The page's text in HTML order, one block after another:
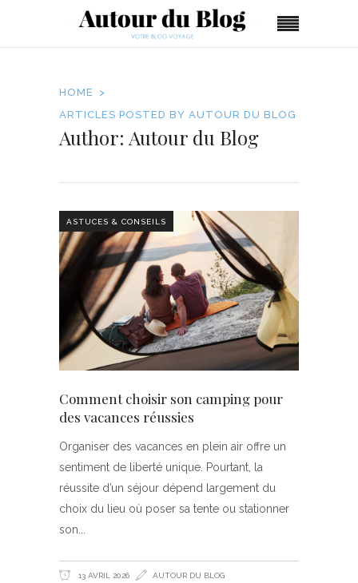
HOME
ARTICLES POSTED BY AUTOUR DU BLOG
Author: Autour du Blog
ASTUCES & CONSEILS
Comment choisir son camping pour
des vacances réussies
Organiser des vacances en plein air offre un
sentiment de liberté unique. Pourtant, la
réussite d’un séjour dépend largement du
choix du lieu où poser sa tente ou stationner
son
13 AVRIL 2026 AUTOUR DU BLOG